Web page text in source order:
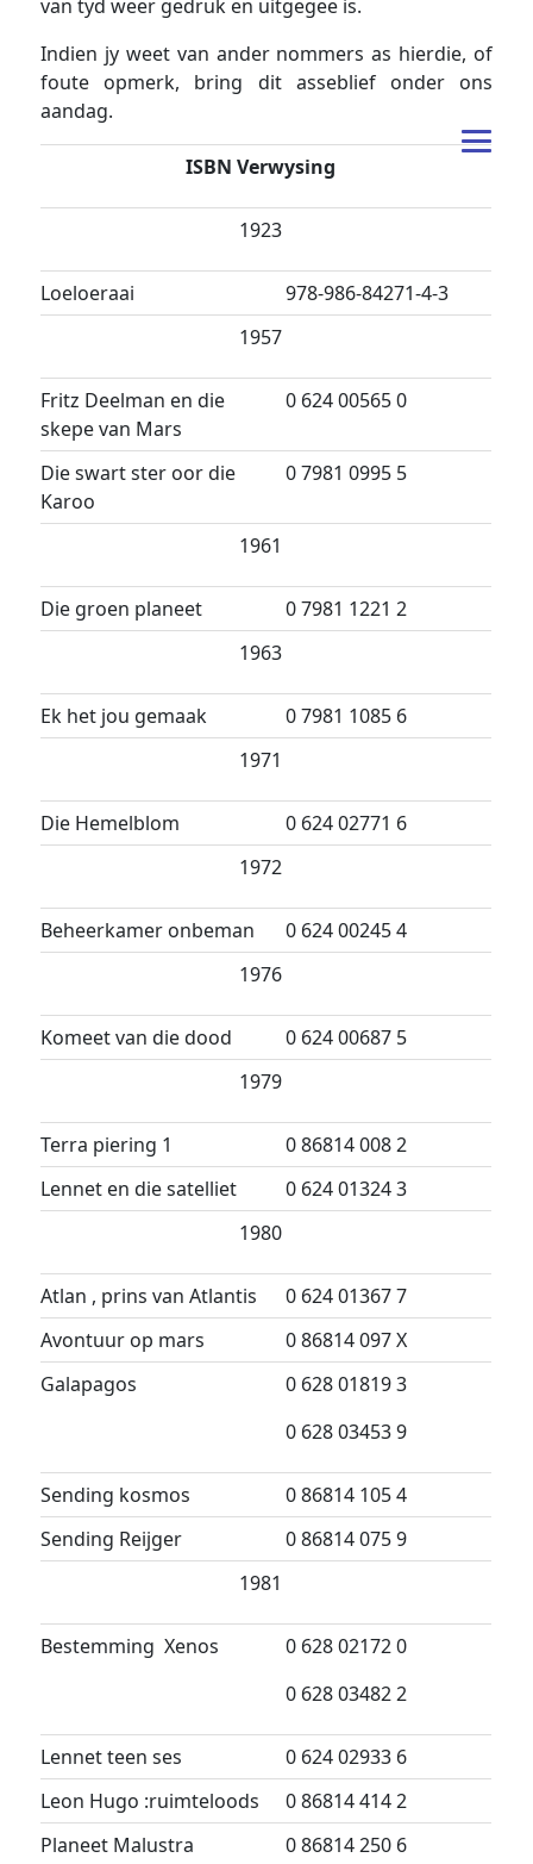
van tyd weer gedruk en uitgegee is.
Indien jy weet van ander nommers as hierdie, of
foute opmerk, bring dit asseblief onder ons
aandag.
ISBN Verwysing
1923
Loeloeraai
978-986-84271-4-3
1957
Fritz Deelman en die
skepe van Mars
0 624 00565 0
Die swart ster oor die
Karoo
0 7981 0995 5
1961
Die groen planeet
0 7981 1221 2
1963
Ek het jou gemaak
0 7981 1085 6
1971
Die Hemelblom
0 624 02771 6
1972
Beheerkamer onbeman
0 624 00245 4
1976
Komeet van die dood
0 624 00687 5
1979
Terra piering 1
0 86814 008 2
Lennet en die satelliet
0 624 01324 3
1980
Atlan , prins van Atlantis
0 624 01367 7
Avontuur op mars
0 86814 097 X
Galapagos
0 628 01819 3
0 628 03453 9
Sending kosmos
0 86814 105 4
Sending Reijger
0 86814 075 9
1981
Bestemming Xenos
0 628 02172 0
0 628 03482 2
Lennet teen ses
0 624 02933 6
Leon Hugo :ruimteloods
0 86814 414 2
Planeet Malustra
0 86814 250 6